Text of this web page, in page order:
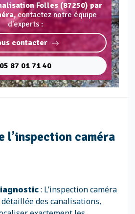
Folles (87250) par
contactez notre équipe
d'experts :
contacter
05 87 01 71 40
l’inspection caméra
: L’inspection caméra
des canalisations,